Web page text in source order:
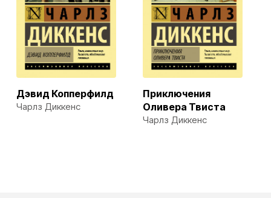
Дэвид Копперфилд
Чарлз Диккенс
Приключения
Оливера Твиста
Чарлз Диккенс